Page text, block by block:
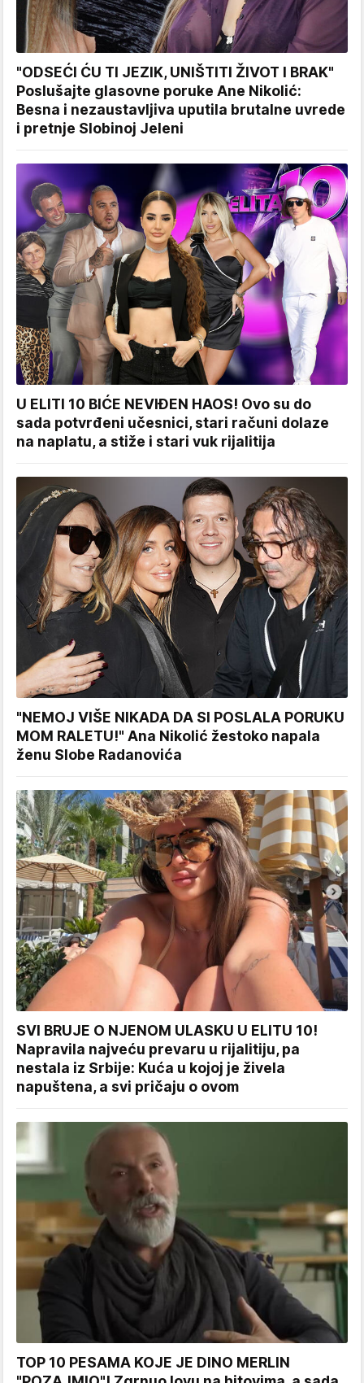
"ODSEĆI ĆU TI JEZIK, UNIŠTITI ŽIVOT I BRAK"
Poslušajte glasovne poruke Ane Nikolić:
Besna i nezaustavljiva uputila brutalne uvrede
i pretnje Slobinoj Jeleni
U ELITI 10 BIĆE NEVIĐEN HAOS! Ovo su do
sada potvrđeni učesnici, stari računi dolaze
na naplatu, a stiže i stari vuk rijalitija
"NEMOJ VIŠE NIKADA DA SI POSLALA PORUKU
MOM RALETU!" Ana Nikolić žestoko napala
ženu Slobe Radanovića
SVI BRUJE O NJENOM ULASKU U ELITU 10!
Napravila najveću prevaru u rijalitiju, pa
nestala iz Srbije: Kuća u kojoj je živela
napuštena, a svi pričaju o ovom
TOP 10 PESAMA KOJE JE DINO MERLIN